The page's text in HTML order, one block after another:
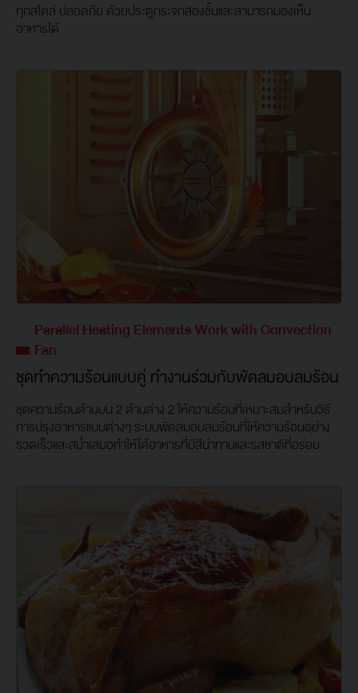
ทุกสไตล์ ปลอดภัย ด้วยประตูกระจกสองชั้นและสามารถมองเห็น
อาหารได้
Parallel Heating Elements Work with Convection
Fan
ชุดทำความร้อนแบบคู่ ทำงานร่วมกับพัดลมอบลมร้อน
ชุดความร้อนด้านบน 2 ด้านล่าง 2 ให้ความร้อนที่เหมาะสมสำหรับวิธี
การปรุงอาหารแบบต่างๆ ระบบพัดลมอบลมร้อนที่ให้ความร้อนอย่าง
รวดเร็วและสม่ำเสมอทำให้ได้อาหารที่มีสีน่าทานและรสชาติที่อร่อย